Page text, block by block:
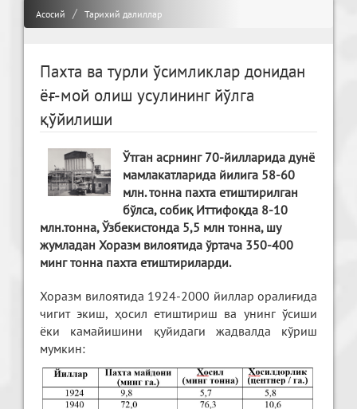
Асосий Тарихий далиллар
Пахта ва турли ўсимликлар донидан
ёғ-мой олиш усулининг йўлга
қўйилиши
Ўтган асрнинг 70-йилларида дунё
мамлакатларида йилига 58-60
млн. тонна пахта етиштирилган
бўлса, собиқ Иттифоқда 8-10
млн.тонна, Ўзбекистонда 5,5 млн тонна, шу
жумладан Хоразм вилоятида ўртача 350-400
минг тонна пахта етиштириларди.
Хоразм вилоятида 1924-2000 йиллар оралиғида
чигит экиш, ҳосил етиштириш ва унинг ўсиши
ёки камайишини қуйидаги жадвалда кўриш
мумкин: